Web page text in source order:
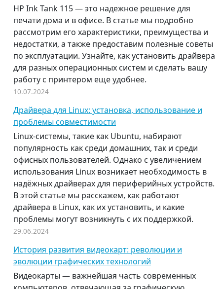
HP Ink Tank 115 — это надежное решение для
печати дома и в офисе. В статье мы подробно
рассмотрим его характеристики, преимущества и
недостатки, а также предоставим полезные советы
по эксплуатации. Узнайте, как установить драйвера
для разных операционных систем и сделать вашу
работу с принтером еще удобнее.
10.07.2024
Драйвера для Linux: установка, использование и
проблемы совместимости
Linux-системы, такие как Ubuntu, набирают
популярность как среди домашних, так и среди
офисных пользователей. Однако с увеличением
использования Linux возникает необходимость в
надёжных драйверах для периферийных устройств.
В этой статье мы расскажем, как работают
драйвера в Linux, как их установить, и какие
проблемы могут возникнуть с их поддержкой.
29.06.2024
История развития видеокарт: революции и
эволюции графических технологий
Видеокарты — важнейшая часть современных